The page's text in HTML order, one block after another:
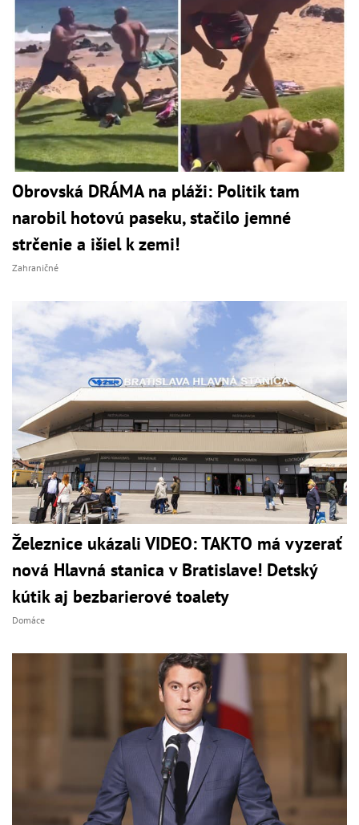
Obrovská DRÁMA na pláži: Politik tam
narobil hotovú paseku, stačilo jemné
strčenie a išiel k zemi!
Zahraničné
Železnice ukázali VIDEO: TAKTO má vyzerať
nová Hlavná stanica v Bratislave! Detský
kútik aj bezbarierové toalety
Domáce